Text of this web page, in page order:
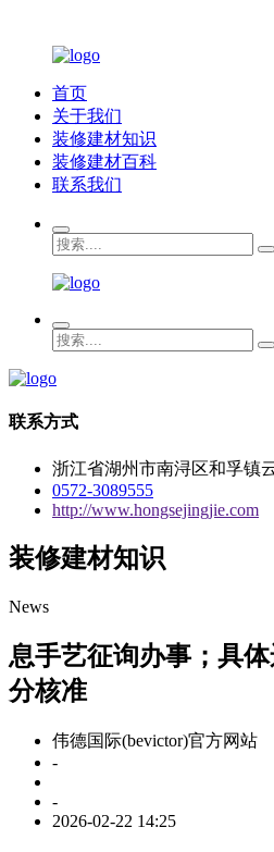
首页
关于我们
装修建材知识
装修建材百科
联系我们
联系方式
浙江省湖州市南浔区和孚镇
0572-3089555
http://www.hongsejingjie.com
装修建材知识
News
息手艺征询办事；具
分核准
伟德国际(bevictor)官方网站
-
-
2026-02-22 14:25